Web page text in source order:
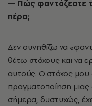
— Πώς φαντάζεστε την πορεία σας από εδώ και
πέρα;
Δεν συνηθίζω να
θέτω στόχους και να
αυτούς. Ο στόχος μου
πραγματοποίηση μιας
σήμερα, δυστυχώς,